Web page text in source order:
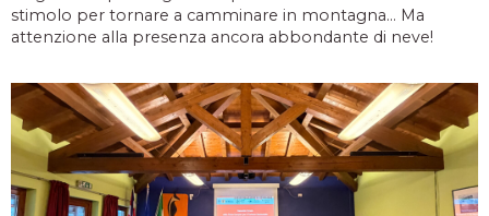
stimolo per tornare a camminare in montagna... Ma
attenzione alla presenza ancora abbondante di neve!